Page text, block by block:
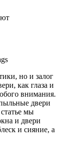
но и залог
как глаза и
внимания.
двери
мы
и двери
и сияние, а